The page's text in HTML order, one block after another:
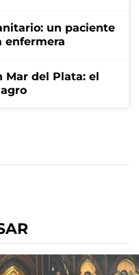
un paciente
enfermera
Mar del Plata: el